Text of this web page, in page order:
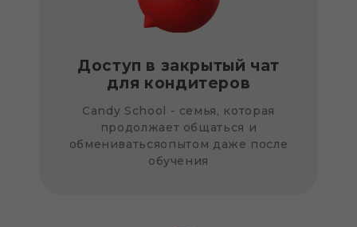
Доступ в закрытый чат
для кондитеров
Candy School - семья, которая
продолжает общаться и
обмениватьсяопытом даже после
обучения